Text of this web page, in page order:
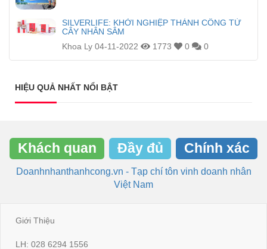
SILVERLIFE: KHỞI NGHIỆP THÀNH CÔNG TỪ
CÂY NHÂN SÂM
Khoa Ly 04-11-2022 1773 0 0
HIỆU QUẢ NHẤT NỔI BẬT
Khách quan Đầy đủ Chính xác
Doanhnhanthanhcong.vn - Tạp chí tôn vinh doanh nhân
Việt Nam
Giới Thiệu
LH: 028 6294 1556